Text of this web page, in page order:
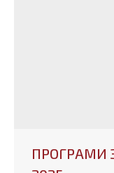
ПРОГРАМИ